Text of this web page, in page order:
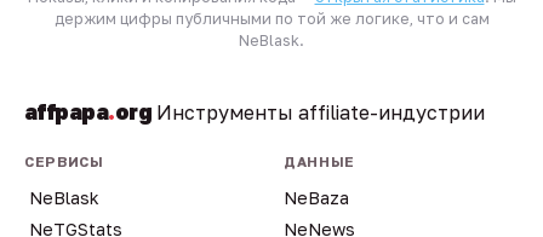
держим цифры публичными по той же логике, что и сам
NeBlask.
affpapa.org Инструменты affiliate-индустрии
СЕРВИСЫ
NeBlask
NeTGStats
ДАННЫЕ
NeBaza
NeNews